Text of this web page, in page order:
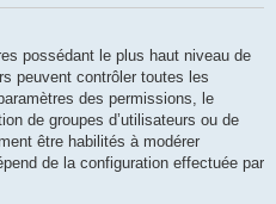
possédant le plus haut niveau de
peuvent contrôler toutes les
des permissions, le
de groupes d’utilisateurs ou de
être habilités à modérer
de la configuration effectuée par